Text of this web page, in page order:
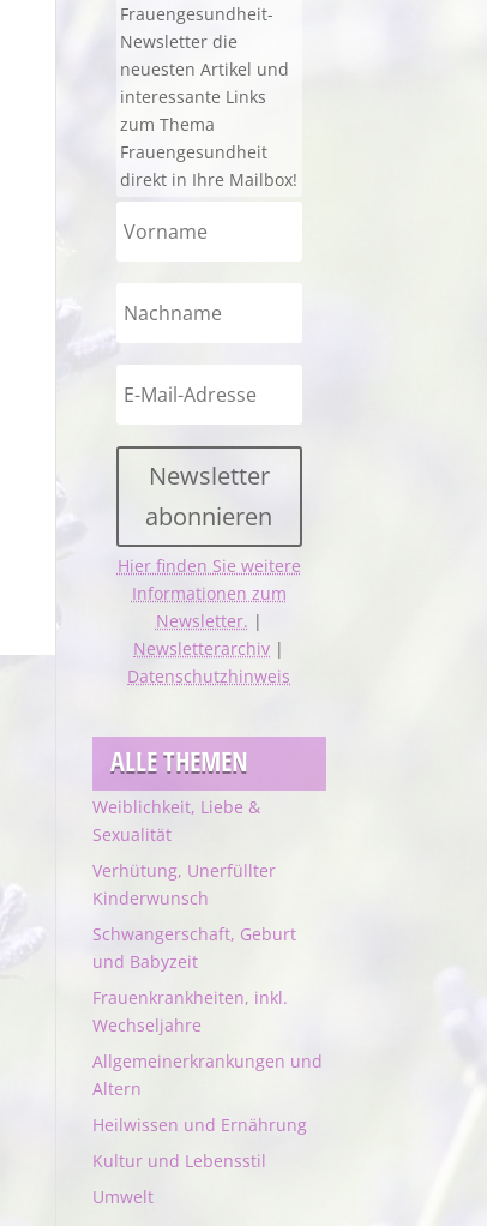
Frauengesundheit-
Newsletter die
neuesten Artikel und
interessante Links
zum Thema
Frauengesundheit
direkt in Ihre Mailbox!
Newsletter
abonnieren
Hier finden Sie weitere
Informationen zum
Newsletter. |
Newsletterarchiv |
Datenschutzhinweis
ALLE THEMEN
Weiblichkeit, Liebe &
Sexualität
Verhütung, Unerfüllter
Kinderwunsch
Schwangerschaft, Geburt
und Babyzeit
Frauenkrankheiten, inkl.
Wechseljahre
Allgemeinerkrankungen und
Altern
Heilwissen und Ernährung
Kultur und Lebensstil
Umwelt